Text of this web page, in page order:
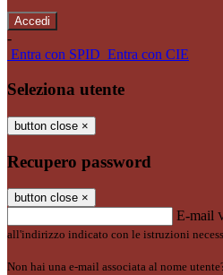
-
Entra con SPID Entra con CIE
Seleziona utente
button close ×
Recupero password
button close ×
E-mail
all'indirizzo indicato con le istruzioni
Non hai una e-mail associata al nome